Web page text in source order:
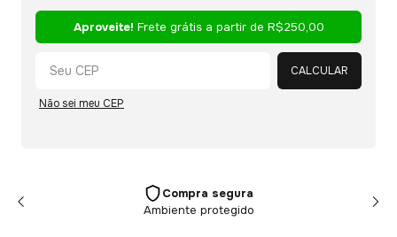
Aproveite! Frete grátis a partir de R$250,00
CALCULAR
Não sei meu CEP
Compra segura
Ambiente protegido